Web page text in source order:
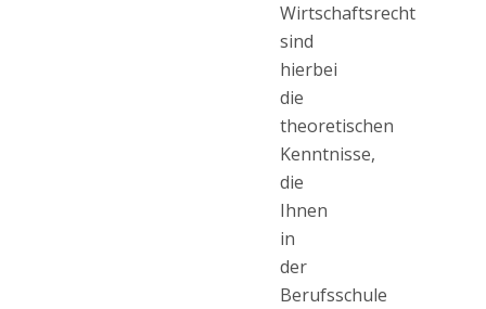
Wirtschaftsrecht
sind
hierbei
die
theoretischen
Kenntnisse,
die
Ihnen
in
der
Berufsschule